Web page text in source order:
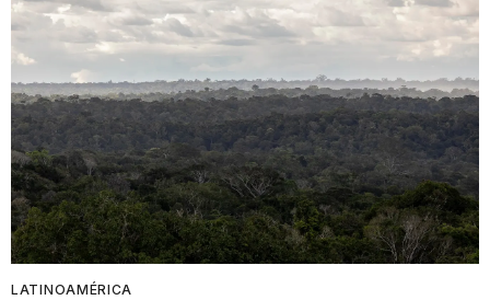
LATINOAMÉRICA